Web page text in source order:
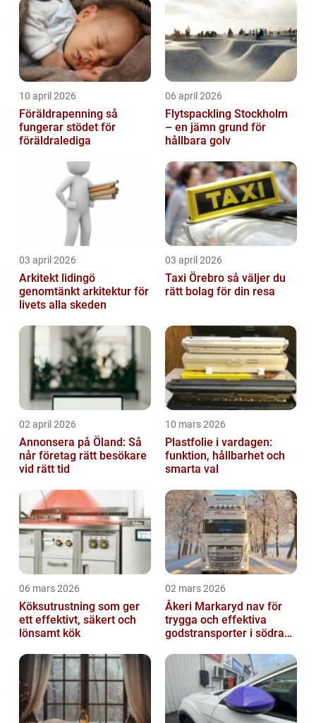
10 april 2026
Föräldrapenning så
fungerar stödet för
föräldralediga
06 april 2026
Flytspackling Stockholm
– en jämn grund för
hållbara golv
03 april 2026
Arkitekt lidingö
genomtänkt arkitektur för
livets alla skeden
03 april 2026
Taxi Örebro så väljer du
rätt bolag för din resa
02 april 2026
Annonsera på Öland: Så
når företag rätt besökare
vid rätt tid
10 mars 2026
Plastfolie i vardagen:
funktion, hållbarhet och
smarta val
06 mars 2026
Köksutrustning som ger
ett effektivt, säkert och
lönsamt kök
02 mars 2026
Åkeri Markaryd nav för
trygga och effektiva
godstransporter i södra